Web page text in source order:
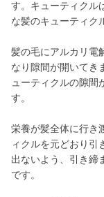
す。キューティクル
な髪のキューティク
髪の毛にアルカリ電
なり隙間が開いてき
ューティクルの隙間
す。
栄養が髪全体に行き
ィクルを元どおり引
出ないよう、引き締
です。